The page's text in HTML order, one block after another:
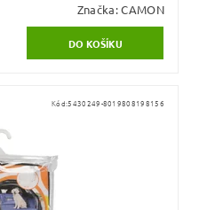
Značka:CAMON
Kód:5430249-8019808198156